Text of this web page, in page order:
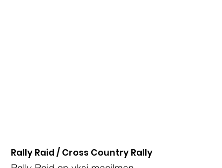
Rally Raid / Cross Country Rally